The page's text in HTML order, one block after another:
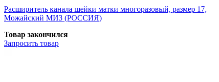
Расширитель канала шейки матки многоразовый, размер 17,
Можайский МИЗ (РОССИЯ)
Товар закончился
Запросить товар